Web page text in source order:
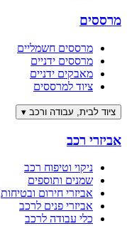
מרססים
מרססים חשמליים
מרססים ידניים
מאבקים ידניים
ציוד למרססים
ציוד לבית, עבודה ורכב ▾
אביזרי רכב
ניקוי וטיפוח רכב
שמנים ותוספים
אביזרי חירום ובטיחות
אביזרי פנים לרכב
כלי עבודה לרכב